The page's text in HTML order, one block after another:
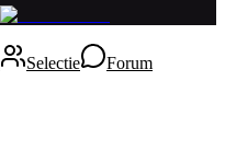
Selectie Forum